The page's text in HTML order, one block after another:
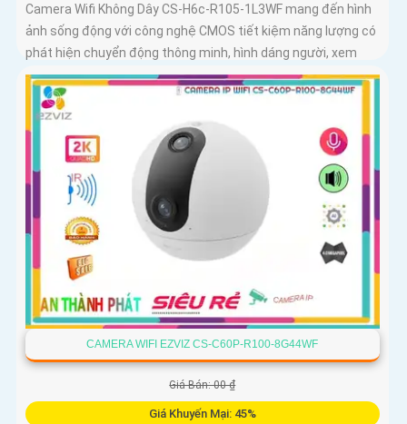
Camera Wifi Không Dây CS-H6c-R105-1L3WF mang đến hình
ảnh sống động với công nghệ CMOS tiết kiệm năng lượng có
phát hiện chuyển động thông minh, hình dáng người, xem
ban đêm 10m Hồng Ngoại lưu độc lập trên thẻ nhớ
CAMERA WIFI EZVIZ CS-C60P-R100-8G44WF
Giá Bán: 00 ₫
Giá Khuyến Mại: 45%